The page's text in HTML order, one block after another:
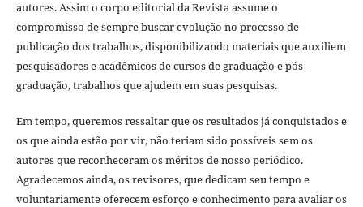
autores. Assim o corpo editorial da Revista assume o
compromisso de sempre buscar evolução no processo de
publicação dos trabalhos, disponibilizando materiais que auxiliem
pesquisadores e acadêmicos de cursos de graduação e pós-
graduação, trabalhos que ajudem em suas pesquisas.
Em tempo, queremos ressaltar que os resultados já conquistados e
os que ainda estão por vir, não teriam sido possíveis sem os
autores que reconheceram os méritos de nosso periódico.
Agradecemos ainda, os revisores, que dedicam seu tempo e
voluntariamente oferecem esforço e conhecimento para avaliar os